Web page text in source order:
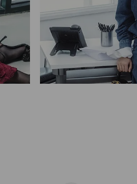
ETEN & DRINKEN >
SHOP SALE
SHOP SALE